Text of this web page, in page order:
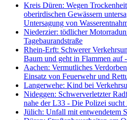
Kreis Düren: Wegen
oberirdischen Gewässern
Untersagung von
Niederzier: tödlicher
Tagebaurandstraße
Rhein-Erft: Schwerer
Baum und geht in Flammen auf
Aachen: Vermutliches
Einsatz von Feuerwehr und
Langerwehe: Kind bei
Nideggen: Schwerverletzter
nahe der L33 - Die Polizei sucht
Jülich: Unfall mit entwendetem